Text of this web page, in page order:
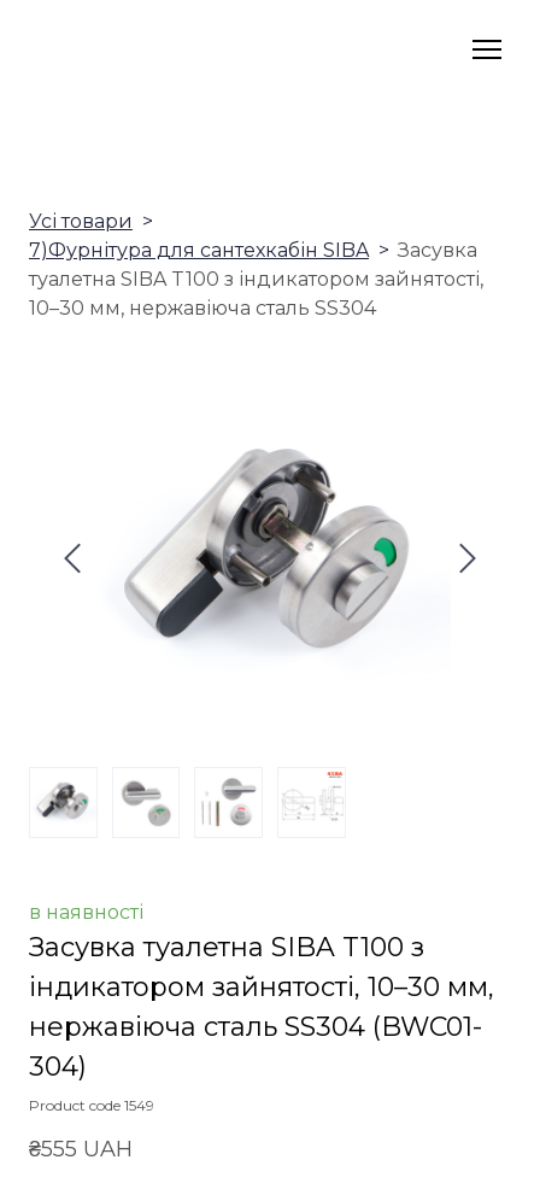
Усі товари
7)Фурнітура для сантехкабін SIBA
Засувка
туалетна SIBA T100 з індикатором зайнятості,
10–30 мм, нержавіюча сталь SS304
в наявності
Засувка туалетна SIBA T100 з
індикатором зайнятості, 10–30 мм,
нержавіюча сталь SS304 (BWC01-
304)
Product code 1549
₴555 UAH